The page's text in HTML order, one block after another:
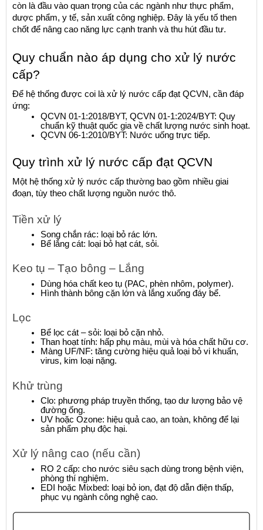
còn là đầu vào quan trọng của các ngành như thực phẩm,
dược phẩm, y tế, sản xuất công nghiệp. Đây là yếu tố then
chốt để nâng cao năng lực cạnh tranh và thu hút đầu tư.
Quy chuẩn nào áp dụng cho xử lý nước
cấp?
Để hệ thống được coi là xử lý nước cấp đạt QCVN, cần đáp
ứng:
QCVN 01-1:2018/BYT, QCVN 01-1:2024/BYT: Quy
chuẩn kỹ thuật quốc gia về chất lượng nước sinh hoạt.
QCVN 06-1:2010/BYT: Nước uống trực tiếp.
Quy trình xử lý nước cấp đạt QCVN
Một hệ thống xử lý nước cấp thường bao gồm nhiều giai
đoạn, tùy theo chất lượng nguồn nước thô.
Tiền xử lý
Song chắn rác: loại bỏ rác lớn.
Bể lắng cát: loại bỏ hạt cát, sỏi.
Keo tụ – Tạo bông – Lắng
Dùng hóa chất keo tụ (PAC, phèn nhôm, polymer).
Hình thành bông cặn lớn và lắng xuống đáy bể.
Lọc
Bể lọc cát – sỏi: loại bỏ cặn nhỏ.
Than hoạt tính: hấp phụ màu, mùi và hóa chất hữu cơ.
Màng UF/NF: tăng cường hiệu quả loại bỏ vi khuẩn,
virus, kim loại nặng.
Khử trùng
Clo: phương pháp truyền thống, tạo dư lượng bảo vệ
đường ống.
UV hoặc Ozone: hiệu quả cao, an toàn, không để lại
sản phẩm phụ độc hại.
Xử lý nâng cao (nếu cần)
RO 2 cấp: cho nước siêu sạch dùng trong bệnh viện,
phòng thí nghiệm.
EDI hoặc Mixbed: loại bỏ ion, đạt độ dẫn điện thấp,
phục vụ ngành công nghệ cao.